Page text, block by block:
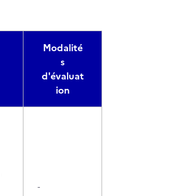
Modalité
s
d'évaluat
ion
-